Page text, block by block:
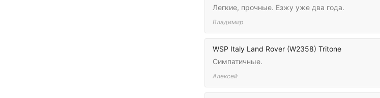
Легкие, прочные. Езжу уже два года.
Владимир
WSP Italy Land Rover (W2358) Tritone
Симпатичные.
Алексей